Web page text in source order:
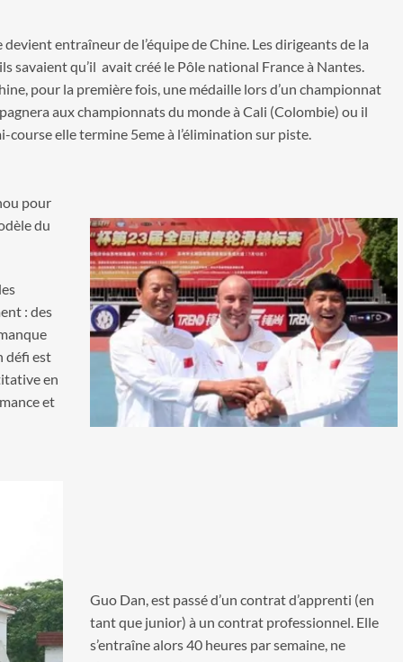
entraîneur de l’équipe de Chine. Les dirigeants de la
savaient qu’il avait créé le Pôle national France à Nantes.
pour la première fois, une médaille lors d’un championnat
aux championnats du monde à Cali (Colombie) ou il
course elle termine 5eme à l’élimination sur piste.
pour
du
: des
défi est
en
et
Guo Dan, est passé d’un contrat d’apprenti (en
tant que junior) à un contrat professionnel. Elle
s’entraîne alors 40 heures par semaine, ne